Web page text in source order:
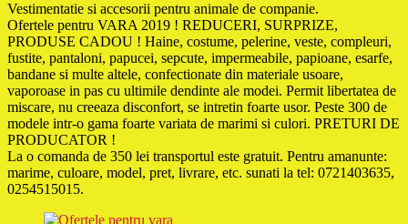
Vestimentatie si accesorii pentru animale de companie.
Ofertele pentru VARA 2019 ! REDUCERI, SURPRIZE,
PRODUSE CADOU ! Haine, costume, pelerine, veste, compleuri,
fustite, pantaloni, papucei, sepcute, impermeabile, papioane, esarfe,
bandane si multe altele, confectionate din materiale usoare,
vaporoase in pas cu ultimile dendinte ale modei. Permit libertatea de
miscare, nu creeaza disconfort, se intretin foarte usor. Peste 300 de
modele intr-o gama foarte variata de marimi si culori. PRETURI DE
PRODUCATOR !
La o comanda de 350 lei transportul este gratuit. Pentru amanunte:
marime, culoare, model, pret, livrare, etc. sunati la tel: 0721403635,
0254515015.